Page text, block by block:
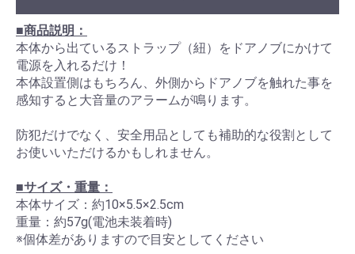
■商品説明：
本体から出ているストラップ（紐）をドアノブにかけて
電源を入れるだけ！
本体設置側はもちろん、外側からドアノブを触れた事を
感知すると大音量のアラームが鳴ります。
防犯だけでなく、安全用品としても補助的な役割として
お使いいただけるかもしれません。
■サイズ・重量：
本体サイズ：約10×5.5×2.5cm
重量：約57g(電池未装着時)
※個体差がありますので目安としてください